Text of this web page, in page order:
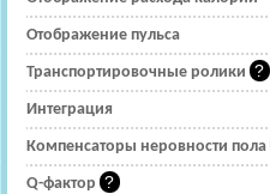
Отображение пульса
Транспортировочные ролики
Интеграция
Компенсаторы неровности пола
Q-фактор